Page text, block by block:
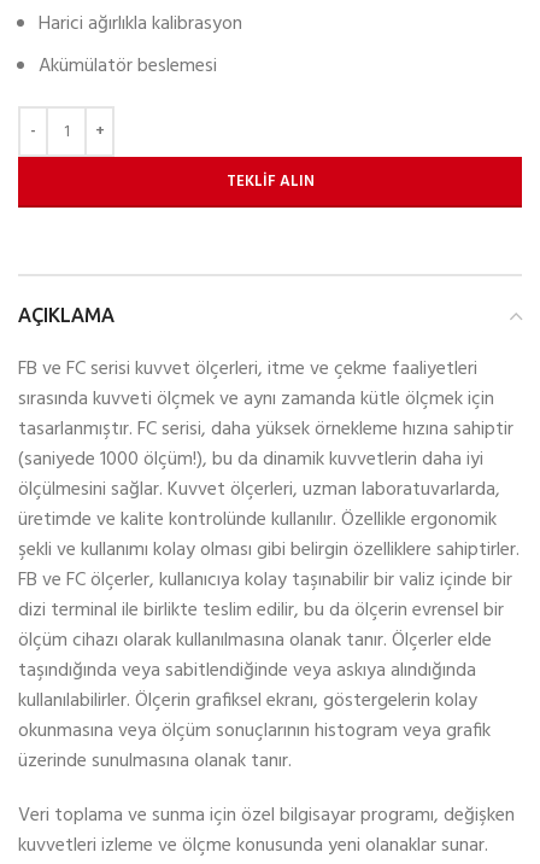
Harici ağırlıkla kalibrasyon
Akümülatör beslemesi
TEKLIF ALIN
AÇIKLAMA
FB ve FC serisi kuvvet ölçerleri, itme ve çekme faaliyetleri
sırasında kuvveti ölçmek ve aynı zamanda kütle ölçmek için
tasarlanmıştır. FC serisi, daha yüksek örnekleme hızına sahiptir
(saniyede 1000 ölçüm!), bu da dinamik kuvvetlerin daha iyi
ölçülmesini sağlar. Kuvvet ölçerleri, uzman laboratuvarlarda,
üretimde ve kalite kontrolünde kullanılır. Özellikle ergonomik
şekli ve kullanımı kolay olması gibi belirgin özelliklere sahiptirler.
FB ve FC ölçerler, kullanıcıya kolay taşınabilir bir valiz içinde bir
dizi terminal ile birlikte teslim edilir, bu da ölçerin evrensel bir
ölçüm cihazı olarak kullanılmasına olanak tanır. Ölçerler elde
taşındığında veya sabitlendiğinde veya askıya alındığında
kullanılabilirler. Ölçerin grafiksel ekranı, göstergelerin kolay
okunmasına veya ölçüm sonuçlarının histogram veya grafik
üzerinde sunulmasına olanak tanır.
Veri toplama ve sunma için özel bilgisayar programı, değişken
kuvvetleri izleme ve ölçme konusunda yeni olanaklar sunar.